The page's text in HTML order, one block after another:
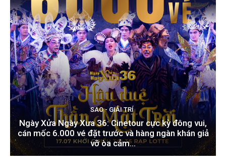
SAO - GIẢI TRÍ
Ngày Xửa Ngày Xưa 36: Cinetour cực kỳ đông vui,
cán mốc 6.000 vé đặt trước và hàng ngàn khán giả
vỡ òa cảm...